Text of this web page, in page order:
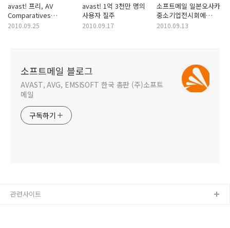
avast! 프리, AV
Comparatives
테스트에서 경쟁제품 중
2010.09.25
avast! 1억 3천만 명의
사용자 질주
2010.09.17
소프트메일 일본오사카
중소기업전시회에
어베스트 출품
2010.09.13
소프트메일 블로그
AVAST, AVG, EMSISOFT 한국 총판 (주)소프트
메일
구독하기
관련사이트